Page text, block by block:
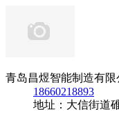
青岛昌煜智能制造有限
18660218893
地址：大信街道